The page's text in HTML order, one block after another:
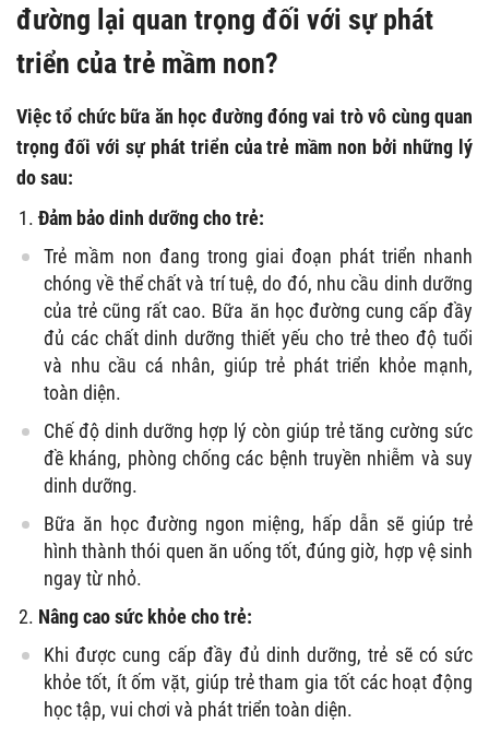
đường lại quan trọng đối với sự phát
triển của trẻ mầm non?
Việc tổ chức bữa ăn học đường đóng vai trò vô cùng quan
trọng đối với sự phát triển của trẻ mầm non bởi những lý
do sau:
Đảm bảo dinh dưỡng cho trẻ:
Trẻ mầm non đang trong giai đoạn phát triển nhanh
chóng về thể chất và trí tuệ, do đó, nhu cầu dinh dưỡng
của trẻ cũng rất cao. Bữa ăn học đường cung cấp đầy
đủ các chất dinh dưỡng thiết yếu cho trẻ theo độ tuổi
và nhu cầu cá nhân, giúp trẻ phát triển khỏe mạnh,
toàn diện.
Chế độ dinh dưỡng hợp lý còn giúp trẻ tăng cường sức
đề kháng, phòng chống các bệnh truyền nhiễm và suy
dinh dưỡng.
Bữa ăn học đường ngon miệng, hấp dẫn sẽ giúp trẻ
hình thành thói quen ăn uống tốt, đúng giờ, hợp vệ sinh
ngay từ nhỏ.
Nâng cao sức khỏe cho trẻ:
Khi được cung cấp đầy đủ dinh dưỡng, trẻ sẽ có sức
khỏe tốt, ít ốm vặt, giúp trẻ tham gia tốt các hoạt động
học tập, vui chơi và phát triển toàn diện.